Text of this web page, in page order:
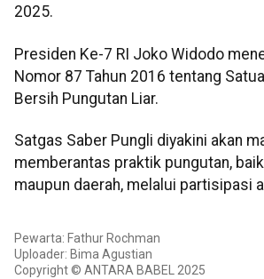
2025.
Presiden Ke-7 RI Joko Widodo
Nomor 87 Tahun 2016 tentang
Bersih Pungutan Liar.
Satgas Saber Pungli diyakini akan
memberantas praktik pungutan,
maupun daerah, melalui partisipasi
Pewarta: Fathur Rochman
Uploader: Bima Agustian
Copyright © ANTARA BABEL 2025